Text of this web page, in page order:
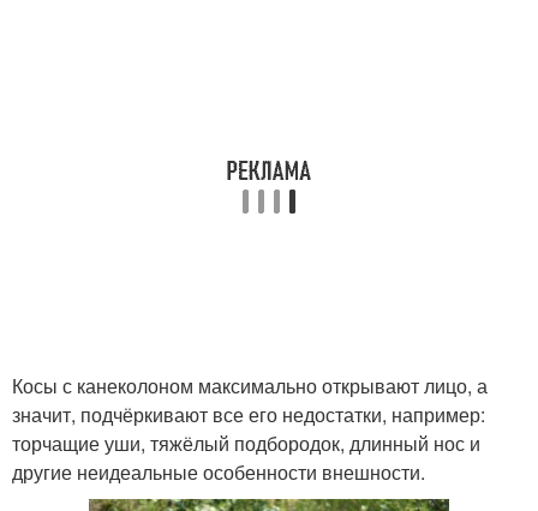
Косы с канеколоном максимально открывают лицо, а
значит, подчёркивают все его недостатки, например:
торчащие уши, тяжёлый подбородок, длинный нос и
другие неидеальные особенности внешности.